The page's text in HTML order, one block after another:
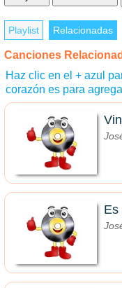
Playlist Relacionadas
Canciones
Haz clic en el + azul
corazón es para
Es